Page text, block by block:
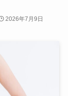
2026年7月9日